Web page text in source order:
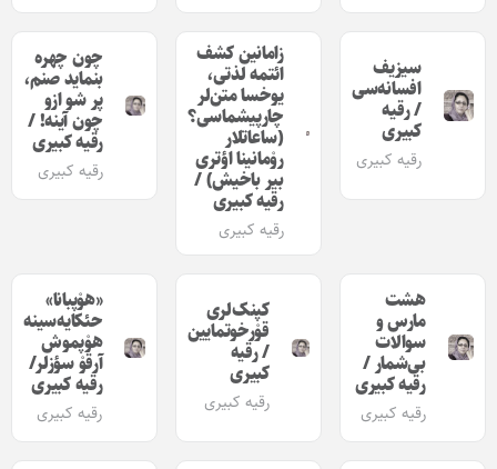
سیزیف
افسانه‌سی
/ رقیه
کبیری
رقیه کبیری
زامانین کشف
ائتمه لذتی،
یوخسا متن‌لر
چارپیشماسی؟
(ساعاتلار
روْمانینا اؤتری
بیر باخیش) /
رقیه کبیری
رقیه کبیری
چون چهره
بنماید صنم،
پر شو ازو
چون آینه! /
رقیه کبیری
رقیه کبیری
هشت
مارس و
سوالات
بی‌شمار /
رقیه کبیری
رقیه کبیری
کپنک‌لری
قوْرخوتمایین
/ رقیه
کبیری
رقیه کبیری
«هوْپبانا»
حئکایه‌سینه
هوْپموش
آرقوْ سؤزلر/
رقیه کبیری
رقیه کبیری